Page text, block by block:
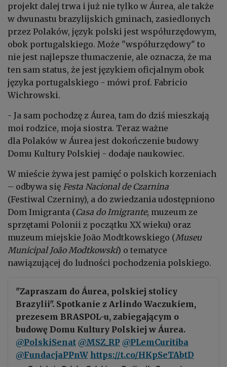
projekt dalej trwa i już nie tylko w Áurea, ale także
w dwunastu brazylijskich gminach, zasiedlonych
przez Polaków, język polski jest współurzędowym,
obok portugalskiego. Może "współurzędowy" to
nie jest najlepsze tłumaczenie, ale oznacza, że ma
ten sam status, że jest językiem oficjalnym obok
języka portugalskiego - mówi prof. Fabricio
Wichrowski.
- Ja sam pochodzę z Áurea, tam do dziś mieszkają
moi rodzice, moja siostra. Teraz ważne
dla Polaków w Áurea jest dokończenie budowy
Domu Kultury Polskiej - dodaje naukowiec.
W mieście żywa jest pamięć o polskich korzeniach
– odbywa się Festa Nacional de Czarnina
(Festiwal Czerniny), a do zwiedzania udostępniono
Dom Imigranta (Casa do Imigrante, muzeum ze
sprzętami Polonii z początku XX wieku) oraz
muzeum miejskie João Modtkowskiego (Museu
Municipal João Modtkowski) o tematyce
nawiązującej do ludności pochodzenia polskiego.
"Zapraszam do Áurea, polskiej stolicy
Brazylii". Spotkanie z Arlindo Waczukiem,
prezesem BRASPOL-u, zabiegającym o
budowę Domu Kultury Polskiej w Áurea.
@PolskiSenat @MSZ_RP @PLemCuritiba
@FundacjaPPnW https://t.co/HKpSeTAbtD